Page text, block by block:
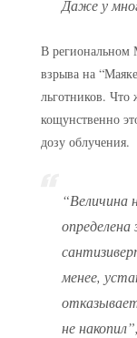
Даже у
В региональном
взрыва на
льготников. Что
кощунственно
дозу облучения.
“Величина
менее,
не